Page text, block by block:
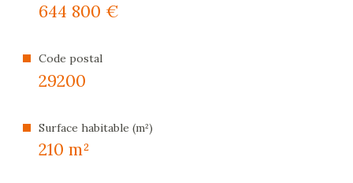
644 800 €
Code postal
29200
Surface habitable (m²)
210 m²